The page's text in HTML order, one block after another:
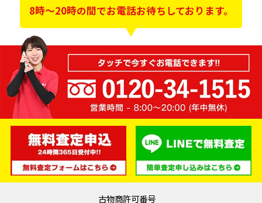
8時～20時の間でお電話お待ちしております。
古物商許可番号